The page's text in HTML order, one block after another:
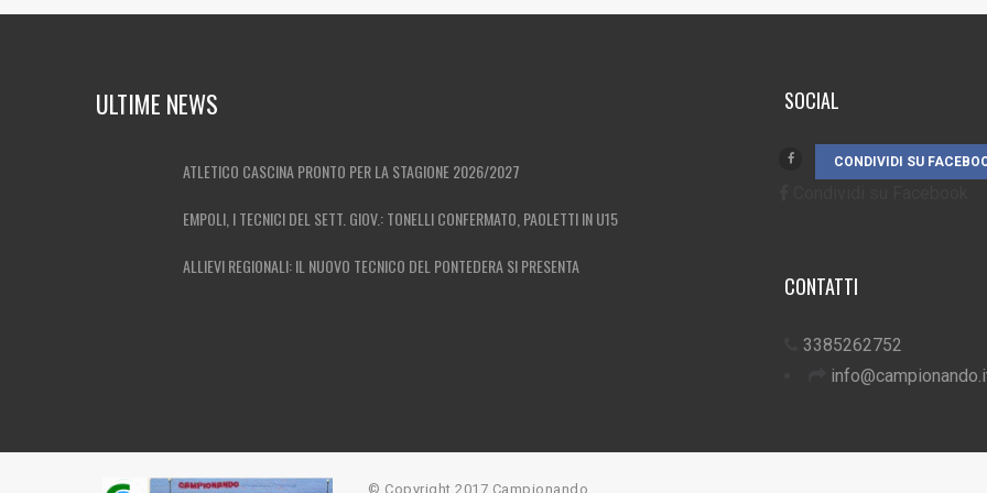
ULTIME NEWS
ATLETICO CASCINA PRONTO PER LA STAGIONE 2026/2027
EMPOLI, I TECNICI DEL SETT. GIOV.: TONELLI CONFERMATO, PAOLETTI IN U15
ALLIEVI REGIONALI: IL NUOVO TECNICO DEL PONTEDERA SI PRESENTA
SOCIAL
CONDIVIDI SU
CONTATTI
3385262752
© Copyright 2017 Campionando